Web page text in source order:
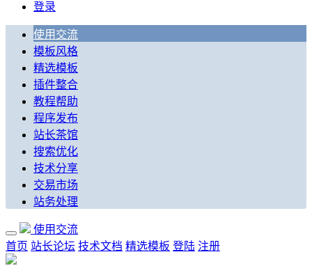
登录
使用交流
模板风格
精选模板
插件整合
教程帮助
程序发布
站长茶馆
搜索优化
技术分享
交易市场
站务处理
使用交流
首页 站长论坛 技术文档 精选模板 登陆 注册